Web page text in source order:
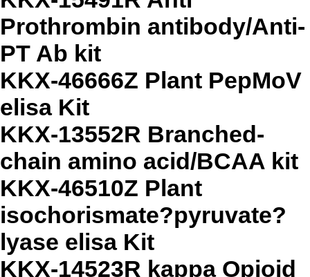
Prothrombin antibody/Anti-
PT Ab kit
KKX-46666Z Plant PepMoV
elisa Kit
KKX-13552R Branched-
chain amino acid/BCAA kit
KKX-46510Z Plant
isochorismate?pyruvate?
lyase elisa Kit
KKX-14523R kappa Opioid